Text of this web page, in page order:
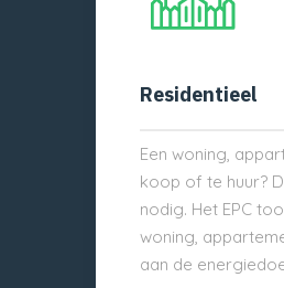
Residentieel
Een woning,
koop of te huur?
nodig. Het EPC
woning,
aan de